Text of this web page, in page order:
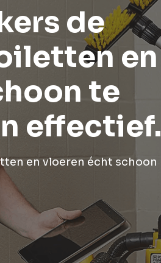
de
en
te
effectief.
en vloeren écht schoon